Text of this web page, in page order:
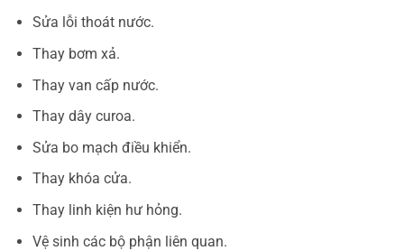
Sửa lỗi thoát nước.
Thay bơm xả.
Thay van cấp nước.
Thay dây curoa.
Sửa bo mạch điều khiển.
Thay khóa cửa.
Thay linh kiện hư hỏng.
Vệ sinh các bộ phận liên quan.